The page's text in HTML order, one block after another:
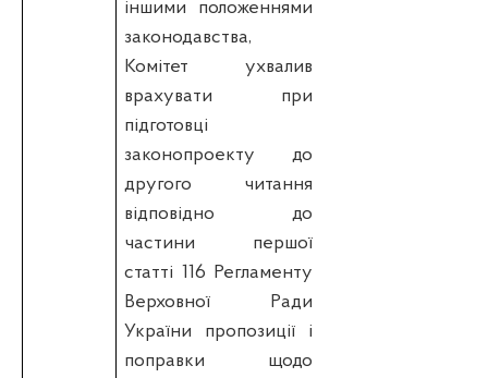
іншими положеннями
законодавства,
Комітет ухвалив
врахувати при
підготовці
законопроекту до
другого читання
відповідно до
частини першої
статті 116 Регламенту
Верховної Ради
України пропозиції і
поправки щодо